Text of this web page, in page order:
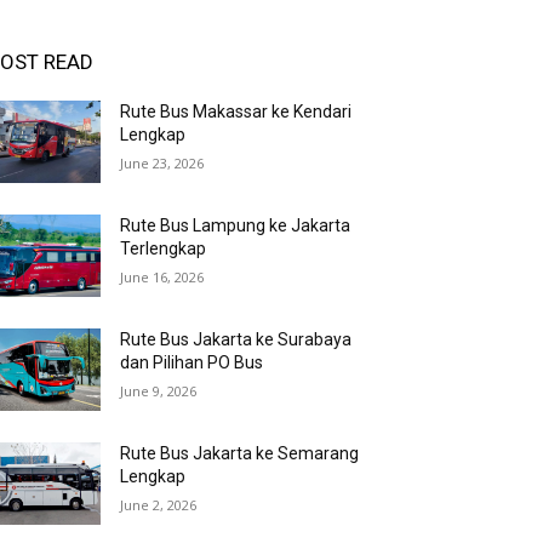
READ
Rute Bus Makassar ke Kendari
Lengkap
June 23, 2026
Rute Bus Lampung ke Jakarta
Terlengkap
June 16, 2026
Rute Bus Jakarta ke Surabaya
dan Pilihan PO Bus
June 9, 2026
Rute Bus Jakarta ke Semarang
Lengkap
June 2, 2026